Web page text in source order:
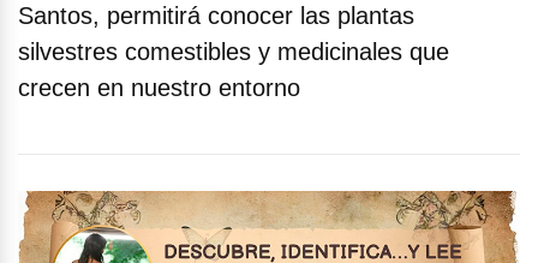
Santos, permitirá conocer las plantas
silvestres comestibles y medicinales que
crecen en nuestro entorno